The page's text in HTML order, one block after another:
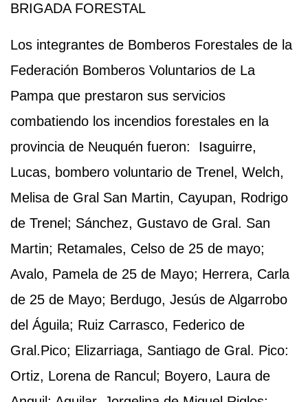
BRIGADA FORESTAL
Los integrantes de Bomberos Forestales de la
Federación Bomberos Voluntarios de La
Pampa que prestaron sus servicios
combatiendo los incendios forestales en la
provincia de Neuquén fueron: Isaguirre,
Lucas, bombero voluntario de Trenel, Welch,
Melisa de Gral San Martin, Cayupan, Rodrigo
de Trenel; Sánchez, Gustavo de Gral. San
Martin; Retamales, Celso de 25 de mayo;
Avalo, Pamela de 25 de Mayo; Herrera, Carla
de 25 de Mayo; Berdugo, Jesús de Algarrobo
del Águila; Ruiz Carrasco, Federico de
Gral.Pico; Elizarriaga, Santiago de Gral. Pico:
Ortiz, Lorena de Rancul; Boyero, Laura de